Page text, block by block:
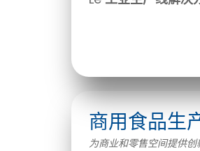
商用食品生
为商业和零售空间提供